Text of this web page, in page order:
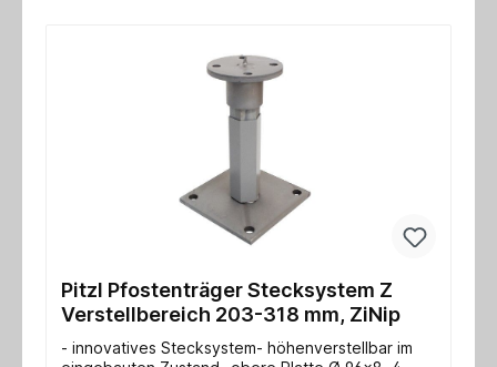
Pitzl Pfostenträger Stecksystem Z
Verstellbereich 203-318 mm, ZiNip
- innovatives Stecksystem- höhenverstellbar im